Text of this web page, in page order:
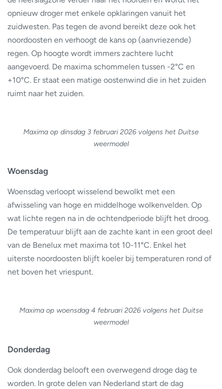
opnieuw droger met enkele opklaringen vanuit het
zuidwesten. Pas tegen de avond bereikt deze ook het
noordoosten en verhoogt de kans op (aanvriezende)
regen. Op hoogte wordt immers zachtere lucht
aangevoerd. De maxima schommelen tussen -2°C en
+10°C. Er staat een matige oostenwind die in het zuiden
ruimt naar het zuiden.
Maxima op dinsdag 3 februari 2026 volgens het Duitse
weermodel
Woensdag
Woensdag verloopt wisselend bewolkt met een
afwisseling van hoge en middelhoge wolkenvelden. Op
wat lichte regen na in de ochtendperiode blijft het droog.
De temperatuur blijft aan de zachte kant in een groot deel
van de Benelux met maxima tot 10-11°C. Enkel het
uiterste noordoosten blijft koeler bij temperaturen rond of
net boven het vriespunt.
Maxima op woensdag 4 februari 2026 volgens het Duitse
weermodel
Donderdag
Ook donderdag belooft een overwegend droge dag te
worden. In grote delen van Nederland start de dag